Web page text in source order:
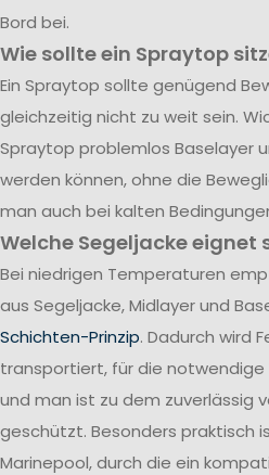
Bord bei.
Wie sollte ein Spraytop
Ein Spraytop sollte genügend
gleichzeitig nicht zu weit sein.
Spraytop problemlos Baselayer
werden können, ohne die
man auch bei kalten
Welche Segeljacke eignet
Bei niedrigen Temperaturen
aus Segeljacke, Midlayer und
Schichten-Prinzip. Dadurch wird
transportiert, für die
und man ist zu dem zuverlässig
geschützt. Besonders praktisch
Marinepool, durch die ein